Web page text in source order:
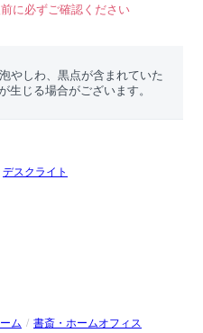
に必ずご確認ください
やしわ、黒点が含まれていた
生じる場合がございます。
デスクライト
ム
書斎・ホームオフィス